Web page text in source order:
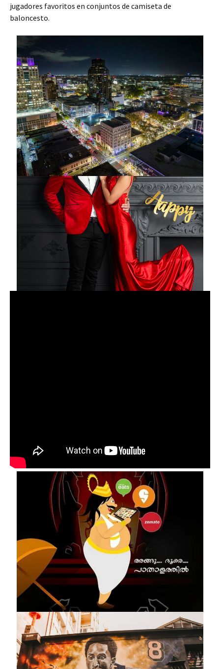
jugadores favoritos en conjuntos de camiseta de
baloncesto.